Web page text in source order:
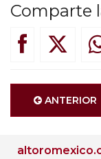
Comparte
ANTERIOR